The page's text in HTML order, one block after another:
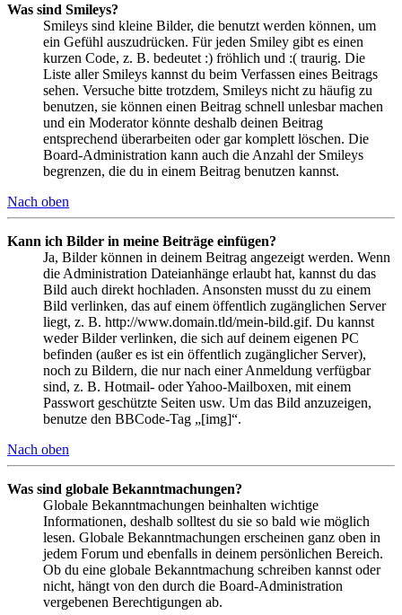
Was sind Smileys?
Smileys sind kleine Bilder, die benutzt werden können, um
ein Gefühl auszudrücken. Für jeden Smiley gibt es einen
kurzen Code, z. B. bedeutet :) fröhlich und :( traurig. Die
Liste aller Smileys kannst du beim Verfassen eines Beitrags
sehen. Versuche bitte trotzdem, Smileys nicht zu häufig zu
benutzen, sie können einen Beitrag schnell unlesbar machen
und ein Moderator könnte deshalb deinen Beitrag
entsprechend überarbeiten oder gar komplett löschen. Die
Board-Administration kann auch die Anzahl der Smileys
begrenzen, die du in einem Beitrag benutzen kannst.
Nach oben
Kann ich Bilder in meine Beiträge einfügen?
Ja, Bilder können in deinem Beitrag angezeigt werden. Wenn
die Administration Dateianhänge erlaubt hat, kannst du das
Bild auch direkt hochladen. Ansonsten musst du zu einem
Bild verlinken, das auf einem öffentlich zugänglichen Server
liegt, z. B. http://www.domain.tld/mein-bild.gif. Du kannst
weder Bilder verlinken, die sich auf deinem eigenen PC
befinden (außer es ist ein öffentlich zugänglicher Server),
noch zu Bildern, die nur nach einer Anmeldung verfügbar
sind, z. B. Hotmail- oder Yahoo-Mailboxen, mit einem
Passwort geschützte Seiten usw. Um das Bild anzuzeigen,
benutze den BBCode-Tag „[img]“.
Nach oben
Was sind globale Bekanntmachungen?
Globale Bekanntmachungen beinhalten wichtige
Informationen, deshalb solltest du sie so bald wie möglich
lesen. Globale Bekanntmachungen erscheinen ganz oben in
jedem Forum und ebenfalls in deinem persönlichen Bereich.
Ob du eine globale Bekanntmachung schreiben kannst oder
nicht, hängt von den durch die Board-Administration
vergebenen Berechtigungen ab.